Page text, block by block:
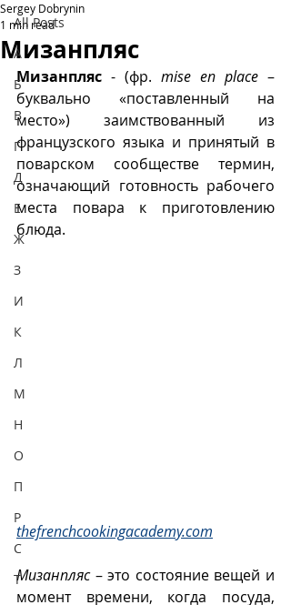
All Posts
А
Б
В
Г
Д
Е
Ж
З
И
К
Л
М
Н
О
П
Р
С
Т
Мизанпляс
Sergey Dobrynin
1 min read
Мизанпляс - (фр. mise en place –
буквально «поставленный на
место») заимствованный из
французского языка и принятый в
поварском сообществе термин,
означающий готовность рабочего
места повара к приготовлению
блюда.
thefrenchcookingacademy.com
Мизанпляс – это состояние вещей и
момент времени, когда посуда,